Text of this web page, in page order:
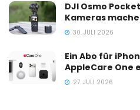
DJI Osmo
Kameras
30. JULI 2026
Ein Abo für
AppleCare One
27. JULI 2026